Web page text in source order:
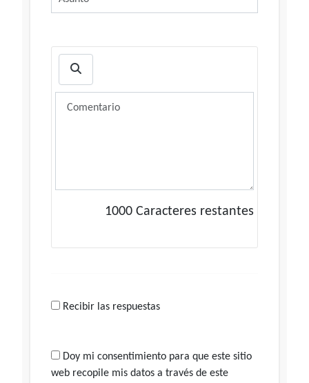
1000 Caracteres restantes
Recibir las respuestas
Doy mi consentimiento para que este sitio
web recopile mis datos a través de este